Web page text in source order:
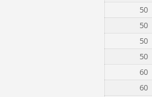
50
50
50
50
60
60